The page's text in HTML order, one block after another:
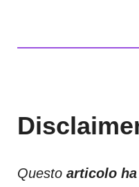
Questo articolo